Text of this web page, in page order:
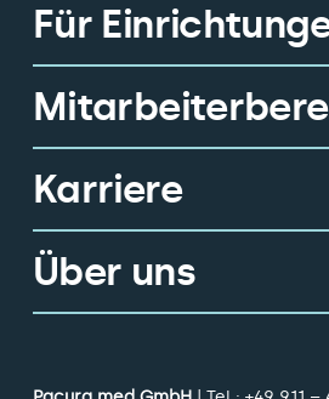
Für
Karriere
Über uns